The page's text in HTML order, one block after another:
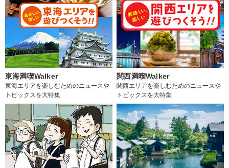
東海満喫Walker
東海エリアを楽しむためのニュースや
トピックスを大特集
関西満喫Walker
関西エリアを楽しむためのニュースや
トピックスを大特集